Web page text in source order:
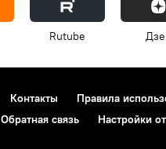
Rutube
Контакты Правила
Обратная связь Настройки